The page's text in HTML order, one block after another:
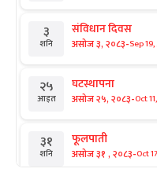
३
शनि
संविधान दिवस
असोज ३, २०८३-Sep
२५
आइत
घटस्थापना
असोज २५, २०८३-Oct
३१
शनि
फूलपाती
असोज ३१ , २०८३-Oct